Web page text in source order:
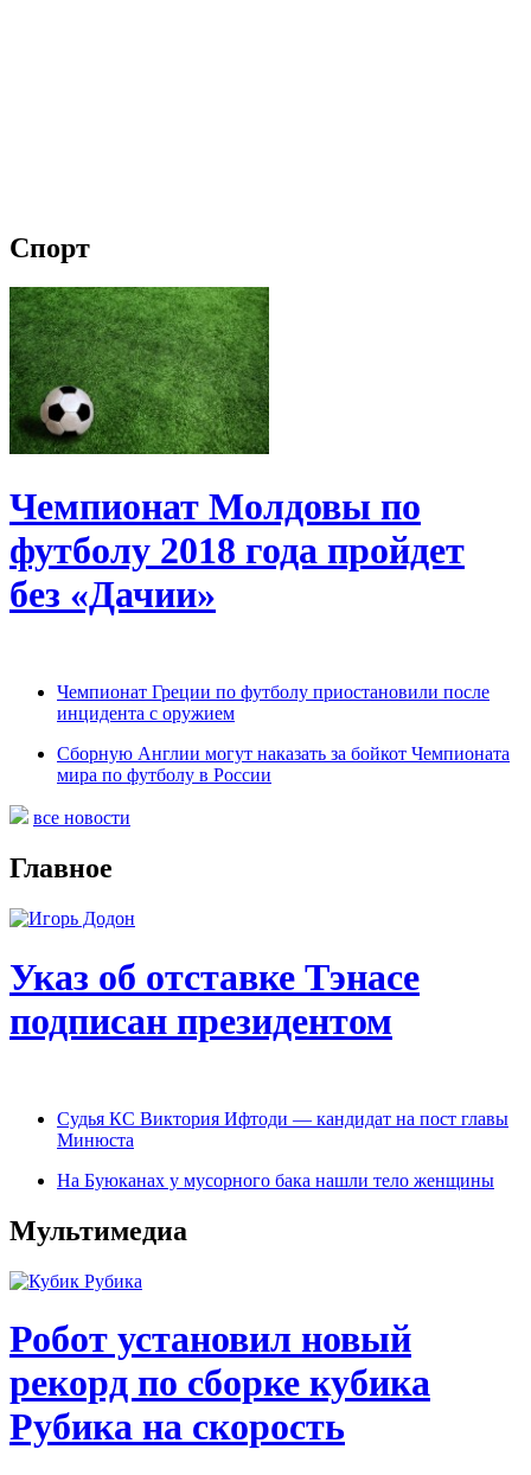
Спорт
Чемпионат Молдовы по
футболу 2018 года пройдет
без «Дачии»
Чемпионат Греции по футболу приостановили после
инцидента с оружием
Сборную Англии могут наказать за бойкот Чемпионата
мира по футболу в России
все новости
Главное
Указ об отставке Тэнасе
подписан президентом
Судья КС Виктория Ифтоди — кандидат на пост главы
Минюста
На Буюканах у мусорного бака нашли тело женщины
Мультимедиа
Робот установил новый
рекорд по сборке кубика
Рубика на скорость